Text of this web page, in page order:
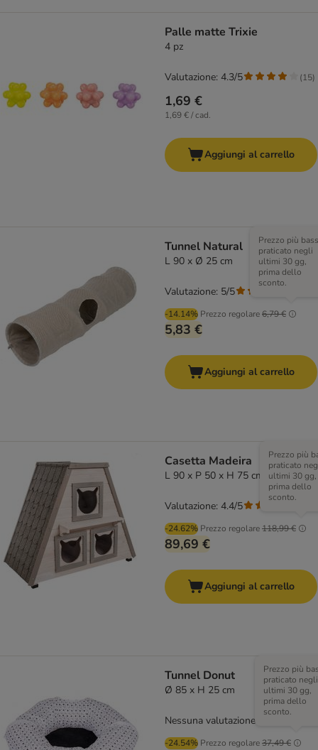
Palle matte Trixie
4 pz
1,69 €
1,69 € / cad.
Valutazione: 4.3/5 (15)
Aggiungi al carrello
Tunnel Natural
L 90 x Ø 25 cm
-14.14% Prezzo regolare6,79 €
Prezzo più
praticato negli
ultimi 30 gg,
prima dello
sconto.
5,83 €
Valutazione: 5/5
Aggiungi al carrello
Casetta Madeira
L 90 x P 50 x H 75 cm
-24.62% Prezzo regolare118,99 €
Prezzo più
praticato
ultimi 30 gg,
prima dello
sconto.
89,69 €
Valutazione: 4.4/5
Aggiungi al carrello
Tunnel Donut
Ø 85 x H 25 cm
-24.54% Prezzo regolare37,49 €
Prezzo più
praticato negli
ultimi 30 gg,
prima dello
sconto.
Nessuna valutazione